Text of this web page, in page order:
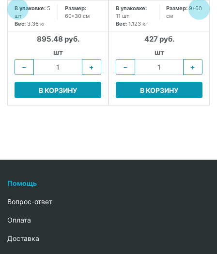
В упаковке: 5
шт
Размер:
60*30 см
Вес: 3.36 кг
895.48 руб.
шт
−
+
В КОРЗИНУ
В упаковке:
11 шт
Размер:9*60
см
Вес: 1.123 кг
427 руб.
шт
−
+
В КОРЗИНУ
Помощь
Вопрос-ответ
Oплата
Доставка